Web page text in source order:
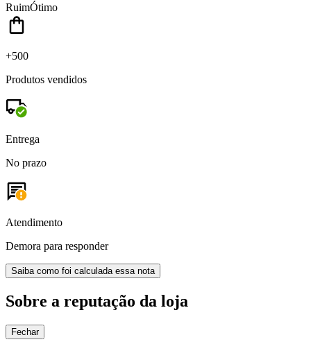
RuimÓtimo
+500
Produtos vendidos
Entrega
No prazo
Atendimento
Demora para responder
Saiba como foi calculada essa nota
Sobre a reputação da loja
Fechar